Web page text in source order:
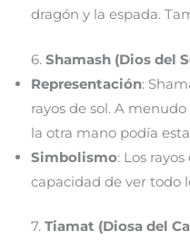
dragón y la espada.
6.Shamash (Dios del
Representación:
rayos de sol. A
la otra mano podía
Simbolismo: Los
capacidad de ver todo
7.Tiamat (Diosa del